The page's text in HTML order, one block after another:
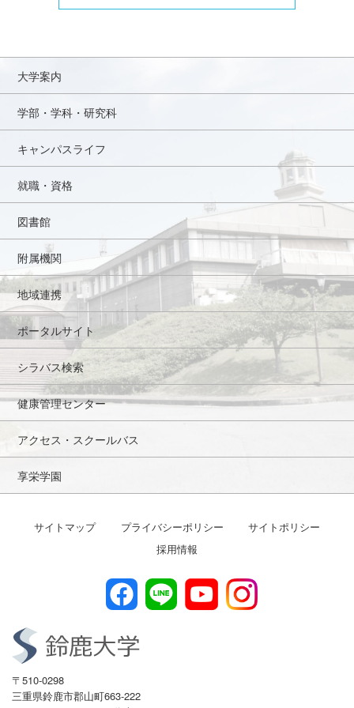
大学案内
学部・学科・研究科
キャンパスライフ
就職・資格
図書館
附属機関
地域連携
ポータルサイト
シラバス検索
健康管理センター
アクセス・スクールバス
享栄学園
〒510-0298
三重県鈴鹿市郡山町663-222
サイトマップ プライバシーポリシー
サイトポリシー
採用情報